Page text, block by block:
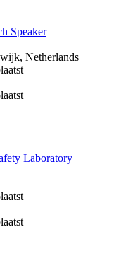
Speaker
Netherlands
Laboratory